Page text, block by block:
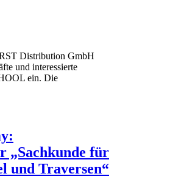
Distribution GmbH
und interessierte
ein. Die
„Sachkunde für
und Traversen“